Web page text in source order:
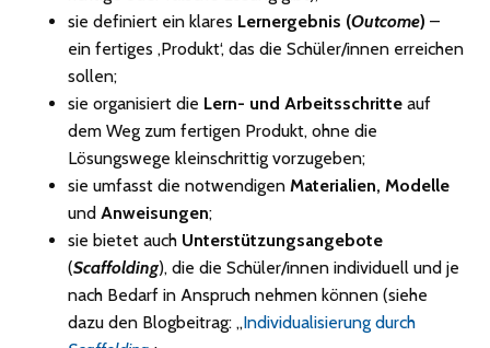
sie definiert ein klares Lernergebnis (Outcome)–
ein fertiges ‚Produkt‘, das die Schüler/innen erreichen
sollen;
sie organisiert die Lern- und Arbeitsschritte auf
dem Weg zum fertigen Produkt, ohne die
Lösungswege kleinschrittig vorzugeben;
sie umfasst die notwendigen Materialien, Modelle
und Anweisungen;
sie bietet auch Unterstützungsangebote
(Scaffolding), die die Schüler/innen individuell und je
nach Bedarf in Anspruch nehmen können (siehe
dazu den Blogbeitrag: „Individualisierung durch